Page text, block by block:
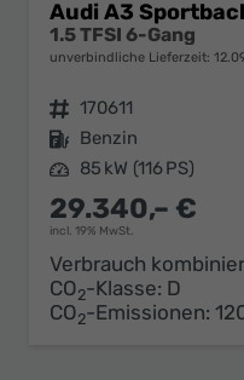
Audi A3
1.5 TFSI 6-Gang
unverbindliche Lieferzeit:
Fahrzeugnr. 170611
Kraftstoff Benzin
Leistung 85 kW (116 PS)
29.340,– €
incl. 19% MwSt.
Verbrauch
CO2-Klasse: D
CO2-Emissionen: